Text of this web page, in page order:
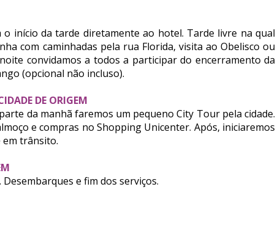
início da tarde diretamente ao hotel. Tarde livre na qual
com caminhadas pela rua Florida, visita ao Obelisco ou
convidamos a todos a participar do encerramento da
(opcional não incluso).
DE ORIGEM
da manhã faremos um pequeno City Tour pela cidade.
e compras no Shopping Unicenter. Após, iniciaremos
trânsito.
e fim dos serviços.